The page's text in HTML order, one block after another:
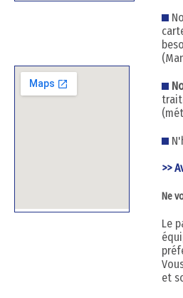
>>
Ne
Le
et